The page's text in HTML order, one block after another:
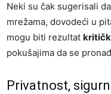
Neki su čak sugerisali
mrežama, dovodeći u
mogu biti rezultat
pokušajima da se
Privatnost,